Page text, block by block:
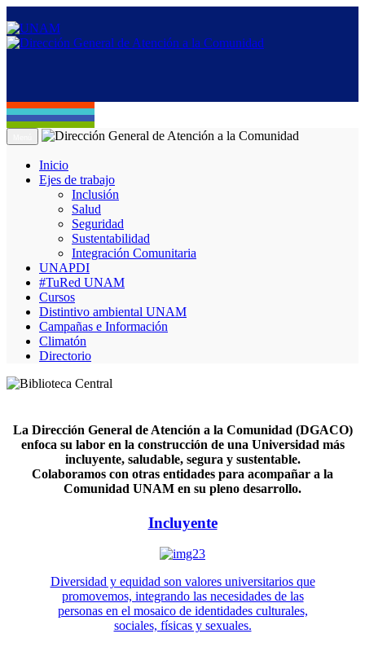
Inicio
Ejes de trabajo
Inclusión
Salud
Seguridad
Sustentabilidad
Integración Comunitaria
UNAPDI
#TuRed UNAM
Cursos
Distintivo ambiental UNAM
Campañas e Información
Climatón
Directorio
La Dirección General de Atención a la Comunidad (DGACO)
enfoca su labor en la construcción de una Universidad más
incluyente, saludable, segura y sustentable.
Colaboramos con otras entidades para acompañar a la
Comunidad UNAM en su pleno desarrollo.
Incluyente
Diversidad y equidad son valores universitarios que
promovemos, integrando las necesidades de las
personas en el mosaico de identidades culturales,
sociales, físicas y sexuales.